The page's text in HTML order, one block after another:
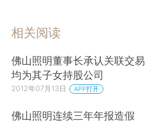
相关阅读
佛山照明董事长承认关联交易
均为其子女持股公司
2012年07月13日 APP打开
佛山照明连续三年年报造假